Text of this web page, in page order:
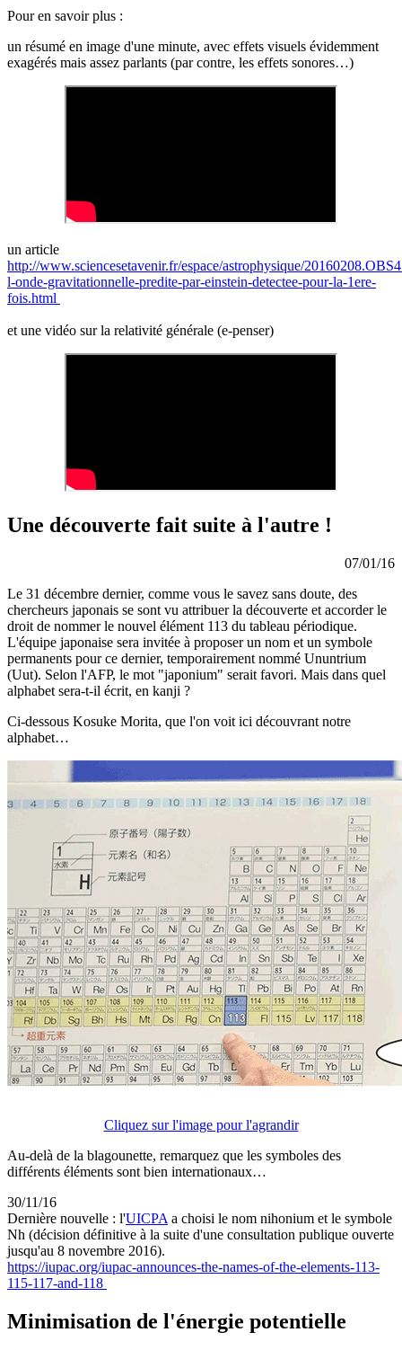
Pour en savoir plus :
un résumé en image d'une minute, avec effets visuels évidemment
exagérés mais assez parlants (par contre, les effets sonores…)
un article
http://www.sciencesetavenir.fr/espace/astrophysique/
l-onde-gravitationnelle-predite-par-einstein-detectee-pour-la-1ere-
fois.html
et une vidéo sur la relativité générale (e-penser)
Une découverte fait suite à l'autre !
07/01/16
Le 31 décembre dernier, comme vous le savez sans doute, des
chercheurs japonais se sont vu attribuer la découverte et accorder le
droit de nommer le nouvel élément 113 du tableau périodique.
L'équipe japonaise sera invitée à proposer un nom et un symbole
permanents pour ce dernier, temporairement nommé Ununtrium
(Uut). Selon l'AFP, le mot "japonium" serait favori. Mais dans quel
alphabet sera-t-il écrit, en kanji ?
Ci-dessous Kosuke Morita, que l'on voit ici découvrant notre
alphabet…
Cliquez sur l'image pour l'agrandir
Au-delà de la blagounette, remarquez que les symboles des
différents éléments sont bien internationaux…
30/11/16
Dernière nouvelle : l'UICPA a choisi le nom nihonium et le symbole
Nh (décision définitive à la suite d'une consultation publique ouverte
jusqu'au 8 novembre 2016).
https://iupac.org/iupac-announces-the-names-of-the-elements-113-
115-117-and-118
Minimisation de l'énergie potentielle